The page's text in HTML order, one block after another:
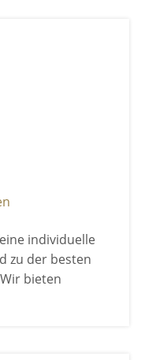
individuelle
zu der besten
bieten